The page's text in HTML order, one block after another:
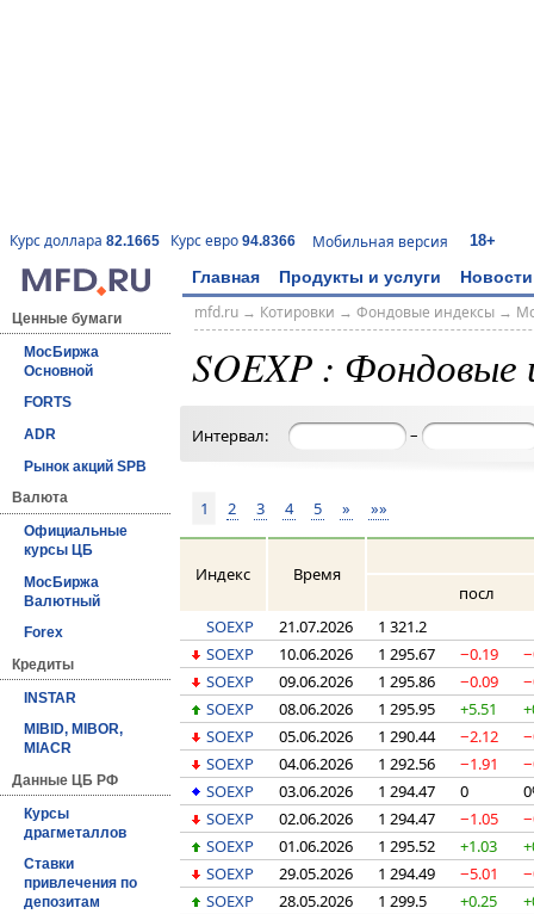
Курс доллара 82.1665 Курс евро 94.8366 Мобильная версия 18+
Главная Продукты и услуги Новости
Ценные бумаги
МосБиржа
Основной
FORTS
ADR
Рынок акций SPB
Валюта
Официальные
курсы ЦБ
МосБиржа
Валютный
Forex
Кредиты
INSTAR
MIBID, MIBOR,
MIACR
Данные ЦБ РФ
Курсы
драгметаллов
Ставки
привлечения по
депозитам
mfd.ru→ Котировки → Фондовые индексы→
SOEXP : Фондовые
Интервал: –
1 2 3 4 5 » »»
Индекс
Время
посл
SOEXP
21.07.2026
1 321.2
SOEXP
10.06.2026 1 295.67 −0.19
SOEXP
09.06.2026 1 295.86 −0.09
SOEXP
08.06.2026 1 295.95 +5.51
SOEXP
05.06.2026 1 290.44 −2.12
SOEXP
04.06.2026 1 292.56 −1.91
SOEXP
03.06.2026 1 294.47 0
SOEXP
02.06.2026 1 294.47 −1.05
SOEXP
01.06.2026 1 295.52 +1.03
SOEXP
29.05.2026 1 294.49 −5.01
SOEXP
28.05.2026 1 299.5 +0.25